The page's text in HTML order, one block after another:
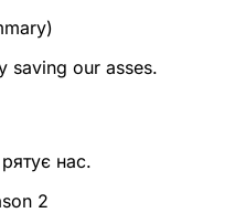
saving our asses.
нас.
2